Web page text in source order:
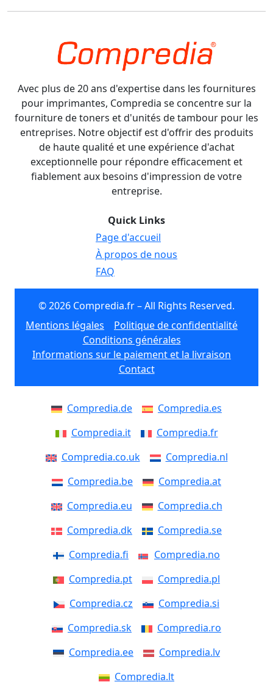
Avec plus de 20 ans d'expertise dans les fournitures
pour imprimantes, Compredia se concentre sur la
fourniture de toners et d'unités de tambour pour les
entreprises. Notre objectif est d'offrir des produits
de haute qualité et une expérience d'achat
exceptionnelle pour répondre efficacement et
fiablement aux besoins d'impression de votre
entreprise.
Quick Links
Page d'accueil
À propos de nous
FAQ
© 2026 Compredia.fr – All Rights Reserved.
Mentions légales
Politique de confidentialité
Conditions générales
Informations sur le paiement et la livraison
Contact
Compredia.de
Compredia.es
Compredia.it
Compredia.fr
Compredia.co.uk
Compredia.nl
Compredia.be
Compredia.at
Compredia.eu
Compredia.ch
Compredia.dk
Compredia.se
Compredia.fi
Compredia.no
Compredia.pt
Compredia.pl
Compredia.cz
Compredia.si
Compredia.sk
Compredia.ro
Compredia.ee
Compredia.lv
Compredia.lt